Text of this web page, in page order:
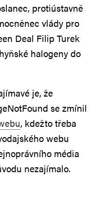
protiústavně
vlády pro
Deal Filip Turek
halogeny do
je, že
se zmínil
, kdežto třeba
webu
média
nezajímalo.